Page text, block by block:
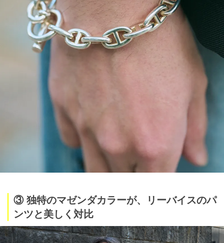
③ 独特のマゼンダカラーが、リーバイスのパ
ンツと美しく対比